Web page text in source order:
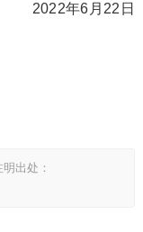
2022年6月22日
出处：